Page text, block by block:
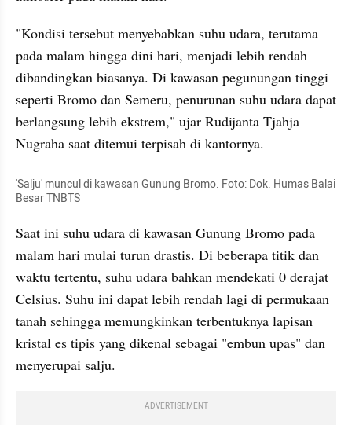
"Kondisi tersebut menyebabkan suhu udara, terutama
pada malam hingga dini hari, menjadi lebih rendah
dibandingkan biasanya. Di kawasan pegunungan tinggi
seperti Bromo dan Semeru, penurunan suhu udara dapat
berlangsung lebih ekstrem," ujar Rudijanta Tjahja
Nugraha saat ditemui terpisah di kantornya.
'Salju' muncul di kawasan Gunung Bromo. Foto: Dok. Humas Balai
Besar TNBTS
Saat ini suhu udara di kawasan Gunung Bromo pada
malam hari mulai turun drastis. Di beberapa titik dan
waktu tertentu, suhu udara bahkan mendekati 0 derajat
Celsius. Suhu ini dapat lebih rendah lagi di permukaan
tanah sehingga memungkinkan terbentuknya lapisan
kristal es tipis yang dikenal sebagai "embun upas" dan
menyerupai salju.
ADVERTISEMENT